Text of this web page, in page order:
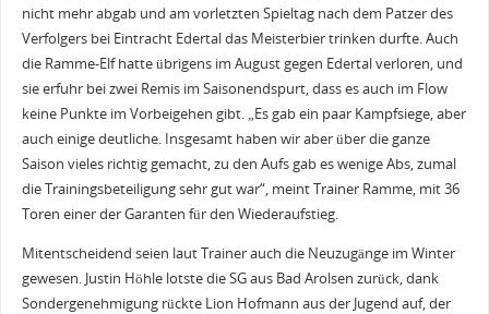
nicht mehr abgab und am vorletzten Spieltag nach dem Patzer des
Verfolgers bei Eintracht Edertal das Meisterbier trinken durfte. Auch
die Ramme-Elf hatte übrigens im August gegen Edertal verloren, und
sie erfuhr bei zwei Remis im Saisonendspurt, dass es auch im Flow
keine Punkte im Vorbeigehen gibt. „Es gab ein paar Kampfsiege, aber
auch einige deutliche. Insgesamt haben wir aber über die ganze
Saison vieles richtig gemacht, zu den Aufs gab es wenige Abs, zumal
die Trainingsbeteiligung sehr gut war“, meint Trainer Ramme, mit 36
Toren einer der Garanten für den Wiederaufstieg.
Mitentscheidend seien laut Trainer auch die Neuzugänge im Winter
gewesen. Justin Höhle lotste die SG aus Bad Arolsen zurück, dank
Sondergenehmigung rückte Lion Hofmann aus der Jugend auf, der